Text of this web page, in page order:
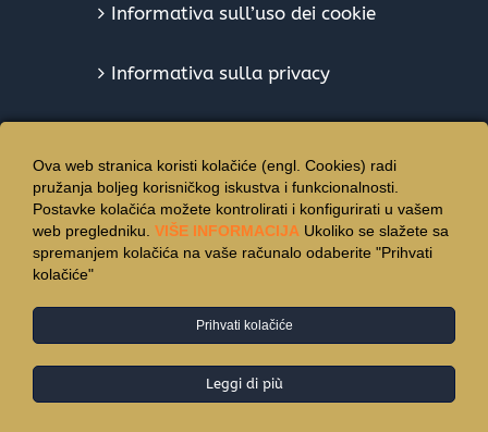
Informativa sull’uso dei cookie
Informativa sulla privacy
© Copyright 2015 -2026 | Hotel Vincentinum - Tutti i diritti
riservati.
Ova web stranica koristi kolačiće (engl. Cookies) radi
pružanja boljeg korisničkog iskustva i funkcionalnosti.
Postavke kolačića možete kontrolirati i konfigurirati u vašem
web pregledniku. VIŠE INFORMACIJA Ukoliko se slažete sa
spremanjem kolačića na vaše računalo odaberite "Prihvati
kolačiće"
Prihvati kolačiće
Leggi di più